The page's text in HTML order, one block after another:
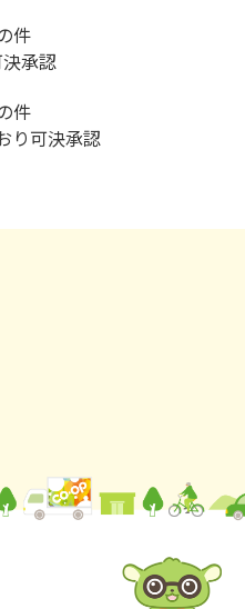
件
承認
件
り可決承認